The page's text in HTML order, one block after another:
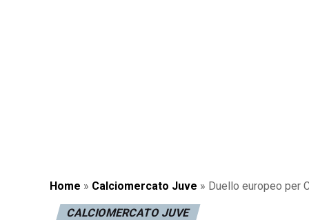
Home » Calciomercato Juve » Duello europeo per
CALCIOMERCATO JUVE